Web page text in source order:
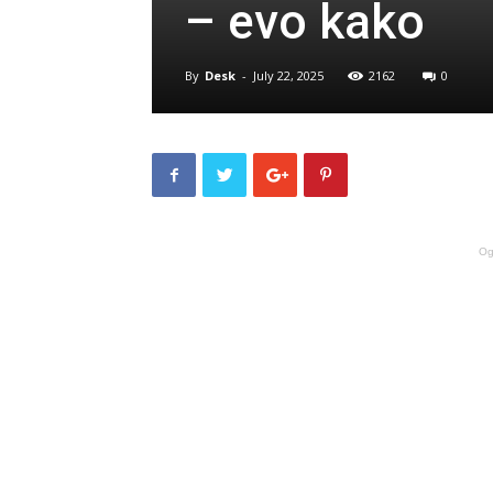
– evo kako
By Desk - July 22, 2025 2162 0